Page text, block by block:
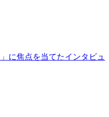
に焦点を当てたインタビュ